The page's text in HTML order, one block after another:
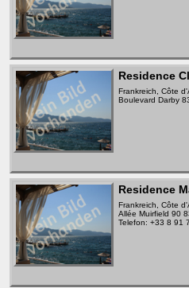
Residence
Frankreich, Côte
Boulevard Darby
Residence
Frankreich, Côte
Allée Muirfield 90
Telefon: +33 8 91